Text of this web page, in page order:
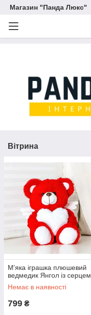
Магазин "Панда Люкс"
Вітрина
М'яка іграшка плюшевий
ведмедик Янгол із серцем
Немає в наявності
799 ₴